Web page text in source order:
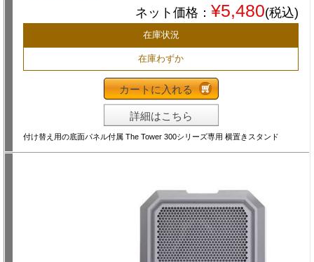
ネット価格： ¥5,480(税込)
在庫状況
在庫わずか
カートに入れる
詳細はこちら
付け替え用の底面パネル付属 The Tower 300シリーズ専用 横置きスタンド